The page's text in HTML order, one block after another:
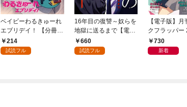
ベイビーわるきゅーれ
エブリデイ！ 【分冊
版】 1
214
試読フル
16年目の復讐～奴らを
地獄に送るまで【電子
単行本版】１
660
試読フル
【電子版】月
クフラッパー
月号730
新着